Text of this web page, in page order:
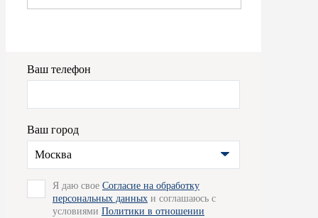
Ваш телефон
Ваш город
Москва
Я даю свое Согласие на обработку
персональных данных и соглашаюсь с
условиями Политики в отношении